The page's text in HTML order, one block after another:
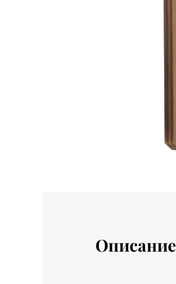
Описание